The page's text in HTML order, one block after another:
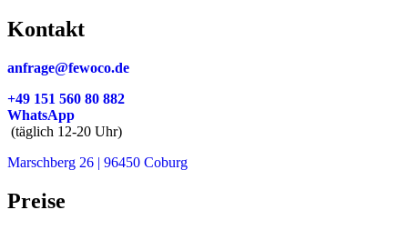
Kontakt
anfrage@fewoco.de
+49 151 560 80 882
WhatsApp
(täglich 12-20 Uhr)
Marschberg 26 | 96450 Coburg
Preise